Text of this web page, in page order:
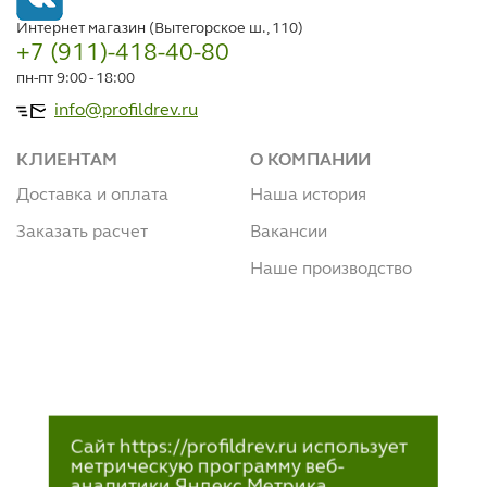
Интернет магазин (Вытегорское ш., 110)
+7 (911)-418-40-80
пн-пт 9:00 - 18:00
info@profildrev.ru
КЛИЕНТАМ
Доставка и оплата
Заказать расчет
О КОМПАНИИ
Наша история
Вакансии
Наше производство
Сайт https://profildrev.ru использует
метрическую программу веб-